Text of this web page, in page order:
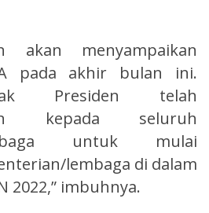
akan menyampaikan
pada akhir bulan ini.
Presiden telah
kepada seluruh
untuk mulai
lembaga di dalam
2022,” imbuhnya.